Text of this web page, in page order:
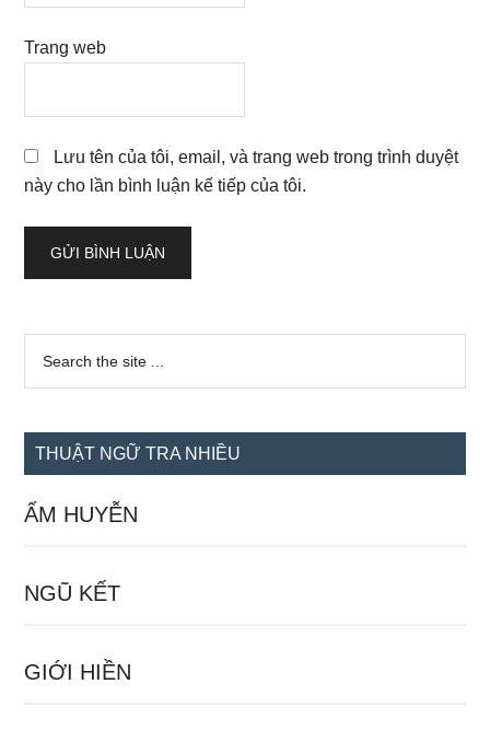
Trang web
Lưu tên của tôi, email, và trang web trong trình duyệt
này cho lần bình luận kế tiếp của tôi.
Sidebar
chính
...
THUẬT NGỮ TRA NHIỀU
ẤM HUYỄN
NGŨ KẾT
GIỚI HIỀN